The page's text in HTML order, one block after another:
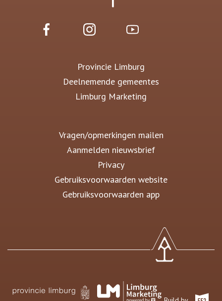
Provincie Limburg
Deelnemende gemeentes
Limburg Marketing
Vragen/opmerkingen mailen
Aanmelden nieuwsbrief
Privacy
Gebruiksvoorwaarden website
Gebruiksvoorwaarden app